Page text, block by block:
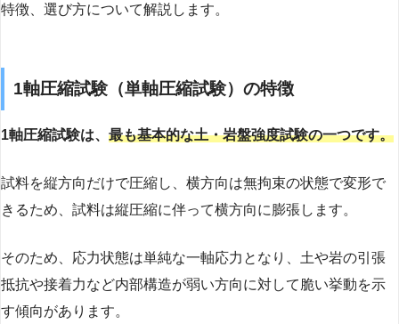
特徴、選び方について解説します。
1軸圧縮試験（単軸圧縮試験）の特徴
1軸圧縮試験は、 最も基本的な土・岩盤強度試験の一つです。
試料を縦方向だけで圧縮し、横方向は無拘束の状態で変形で
きるため、試料は縦圧縮に伴って横方向に膨張します。
そのため、応力状態は単純な一軸応力となり、土や岩の引張
抵抗や接着力など内部構造が弱い方向に対して脆い挙動を示
す傾向があります。